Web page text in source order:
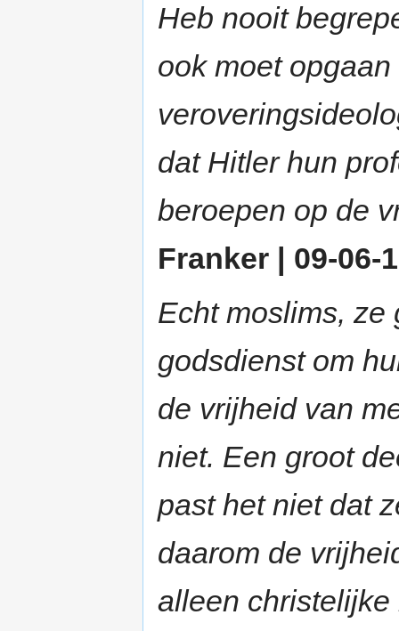
Heb nooit
ook moet
dat Hitler hun
beroepen op de
Franker | 09-06-
Echt moslims, ze
godsdienst om
de vrijheid van
niet. Een groot
past het niet dat
daarom de
alleen